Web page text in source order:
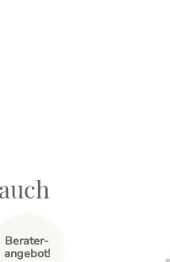
Berater-
angebot!